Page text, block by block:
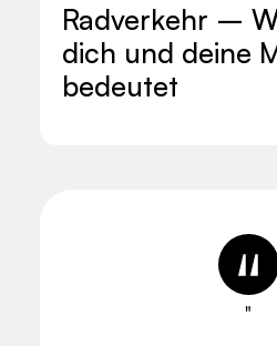
Radverkehr –
dich und deine
bedeutet
"